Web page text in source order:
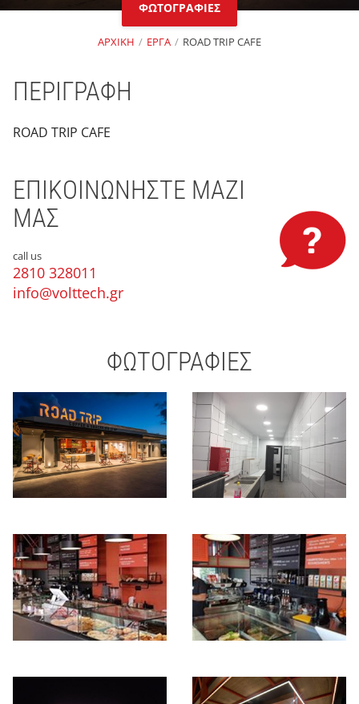
ΦΩΤΟΓΡΑΦΙΕΣ
ΑΡΧΙΚΗ ΕΡΓΑ ROAD TRIP CAFE
ΠΕΡΙΓΡΑΦΗ
ROAD TRIP CAFE
ΕΠΙΚΟΙΝΩΝΗΣΤΕ ΜΑΖΙ
ΜΑΣ
call us
2810 328011
info@volttech.gr
ΦΩΤΟΓΡΑΦΙΕΣ